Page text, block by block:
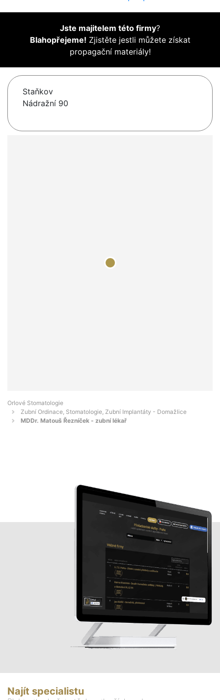
Jste majitelem této firmy?
Blahopřejeme! Zjistěte jestli můžete získat
propagační materiály!
Staňkov
Nádražní 90
Orlové Stomatologie
Zubní Ordinace, Stomatologie, Zubní Implantáty - Domažlice
MDDr. Matouš Řezníček - zubní lékař
Najít specialistu